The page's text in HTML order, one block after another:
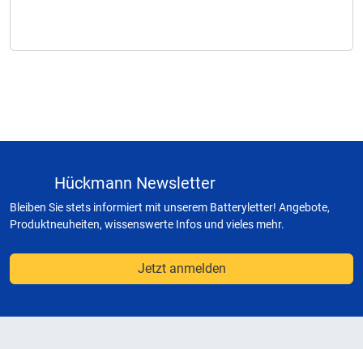
Hückmann Newsletter
Bleiben Sie stets informiert mit unserem Batteryletter! Angebote,
Produktneuheiten, wissenswerte Infos und vieles mehr.
Jetzt anmelden